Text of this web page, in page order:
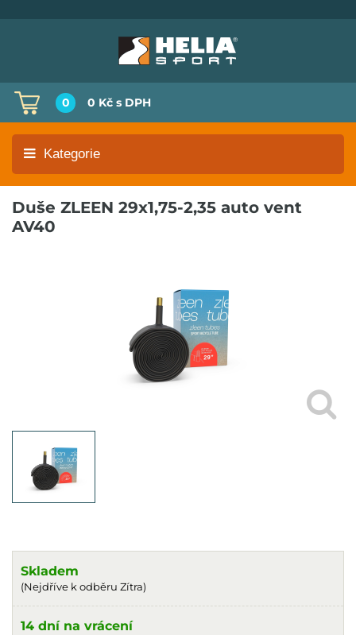
0 0 Kč s DPH
Kategorie
Duše ZLEEN 29x1,75-2,35 auto vent
AV40
Skladem
(Nejdříve k odběru Zítra)
14 dní na vrácení